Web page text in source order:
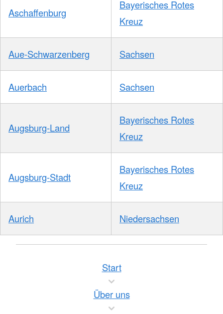
Aschaffenburg
Bayerisches Rotes
Kreuz
Aue-Schwarzenberg Sachsen
Auerbach Sachsen
Augsburg-Land
Bayerisches Rotes
Kreuz
Augsburg-Stadt
Bayerisches Rotes
Kreuz
Aurich Niedersachsen
Start
Über uns